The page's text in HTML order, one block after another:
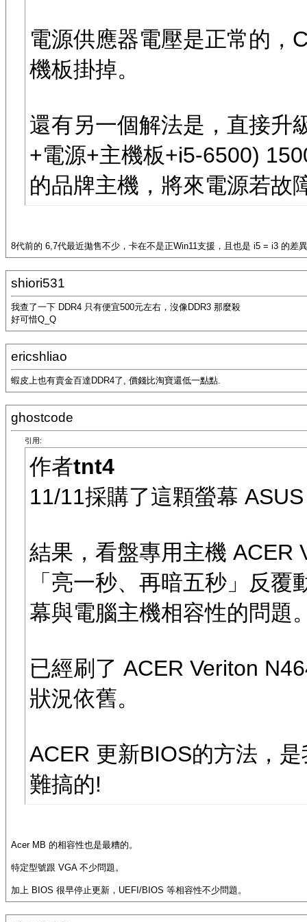
電源供應器電壓是正常的，
機板掛掉。
還有另一個解法是，直接升
+電源+主機板+i5-6500)
的品牌主機，將來電源若故
8代前的 6,7代最近拋售不少，卡在不是正Win11支援，且也是 i5 = i3 的差
shiori531
我查了一下 DDR4 只有便宜500元左右，沒像DDR3 那麼殺
好可惜Q_Q
ericshliao
蝦皮上也有賣金百達DDR4了, 價錢比淘寶還低一點點.
ghostcode
引用:
作者tnt4
11/11採購了這顆螢幕
結果，看盤專用主機 ACER
「亮一秒、再暗五秒」反
幕與電腦主機相容性的問題
已經刷了 ACER Veriton
狀況依舊。
ACER 更新BIOS的方法，
難搞的!
Acer MB 的相容性也是最糟的。
特定型號跟 VGA 不少問題。
加上 BIOS 很早停止更新，UEFI/BIOS 等相容性不少問題。